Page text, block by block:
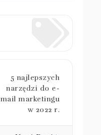
5 najlepszych
narzędzi do e-
mail marketingu
w 2022 r.